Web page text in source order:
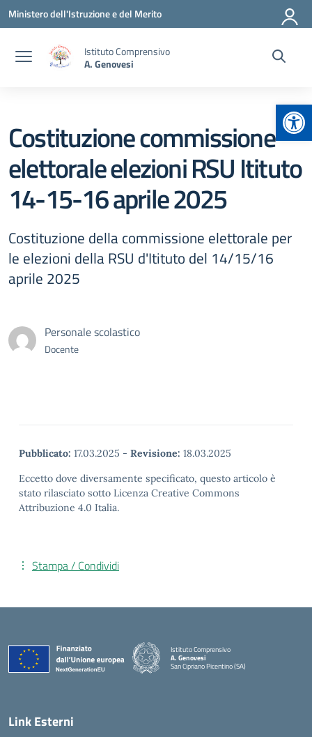
Vai ai contenuti
Vai al menu di navigazione
Vai al footer
Ministero dell'Istruzione e del Merito
Istituto Comprensivo
A. Genovesi
Costituzione commissione
elettorale elezioni RSU Itituto
14-15-16 aprile 2025
Costituzione della commissione elettorale per
le elezioni della RSU d'Itituto del 14/15/16
aprile 2025
Personale scolastico
Docente
Pubblicato: 17.03.2025 - Revisione: 18.03.2025
Eccetto dove diversamente specificato, questo articolo è
stato rilasciato sotto Licenza Creative Commons
Attribuzione 4.0 Italia.
Stampa / Condividi
Istituto Comprensivo
A. Genovesi
San Cipriano Picentino (SA)
— Visita la pagina iniziale della scuola
Link Esterni